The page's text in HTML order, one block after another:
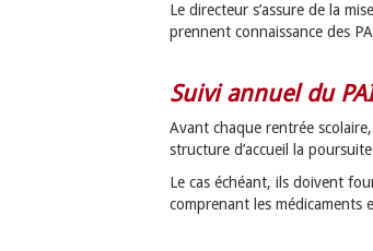
Le directeur s’assure de la
prennent connaissance des
Suivi annuel du PAI
Avant chaque rentrée
structure d’accueil la
Le cas échéant, ils doivent
comprenant les médicaments